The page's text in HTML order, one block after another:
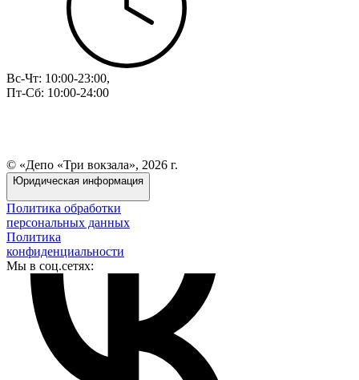
Вс-Чт: 10:00-23:00,
Пт-Сб: 10:00-24:00
© «Депо «Три вокзала», 2026 г.
Юридическая информация
Политика обработки
персональных данных
Политика
конфиденциальности
Мы в соц.сетях: